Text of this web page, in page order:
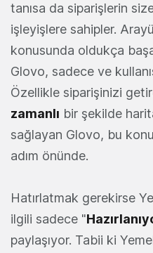
tanısa da siparişlerin
işleyişlere sahipler.
konusunda oldukça
Glovo, sadece ve
Özellikle siparişinizi
zamanlı bir şekilde
sağlayan Glovo, bu
adım önünde.
Hatırlatmak gerekirse
ilgili sadece "
paylaşıyor. Tabii ki